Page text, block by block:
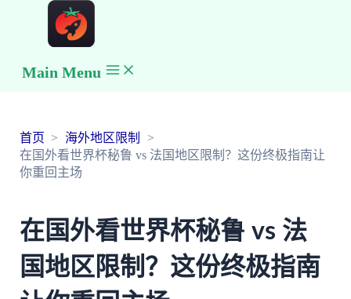
Main Menu
首页
海外地区限制
在国外看世界杯秘鲁 vs 法国地区限制？这份终极指南让
你重回主场
在国外看世界杯秘鲁 vs 法
国地区限制？这份终极指南